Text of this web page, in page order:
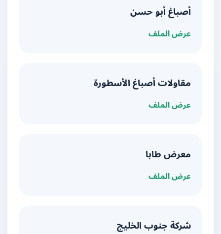
أصباغ أبو حسن
عرض الملف
مقاولات أصباغ الأسطورة
عرض الملف
معرض طابا
عرض الملف
شركة جنوب الخليج